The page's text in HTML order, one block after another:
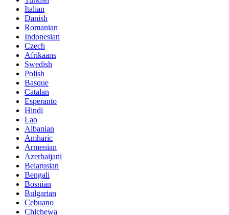
Italian
Danish
Romanian
Indonesian
Czech
Afrikaans
Swedish
Polish
Basque
Catalan
Esperanto
Hindi
Lao
Albanian
Amharic
Armenian
Azerbaijani
Belarusian
Bengali
Bosnian
Bulgarian
Cebuano
Chichewa